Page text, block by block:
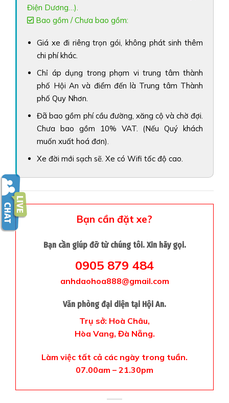
Điện Dương…).
Bao gồm / Chưa bao gồm:
Giá xe đi riêng trọn gói, không phát sinh thêm
chi phí khác.
Chỉ áp dụng trong phạm vi trung tâm thành
phố Hội An và điểm đến là Trung tâm Thành
phố Quy Nhơn.
Đã bao gồm phí cầu đường, xăng cộ và chờ đợi.
Chưa bao gồm 10% VAT. (Nếu Quý khách
muốn xuất hoá đơn).
Xe đời mới sạch sẽ. Xe có Wifi tốc độ cao.
Bạn cần đặt xe?
Bạn cần giúp đỡ từ chúng tôi. Xin hãy gọi.
0905 879 484
anhdaohoa888@gmail.com
Văn phòng đại diện tại Hội An.
Trụ sở: Hoà Châu,
Hòa Vang, Đà Nẵng.
Làm việc tất cả các ngày trong tuần.
07.00am – 21.30pm